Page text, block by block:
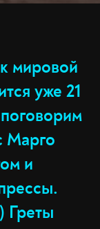
мировой
уже 21
Марго
и
Греты